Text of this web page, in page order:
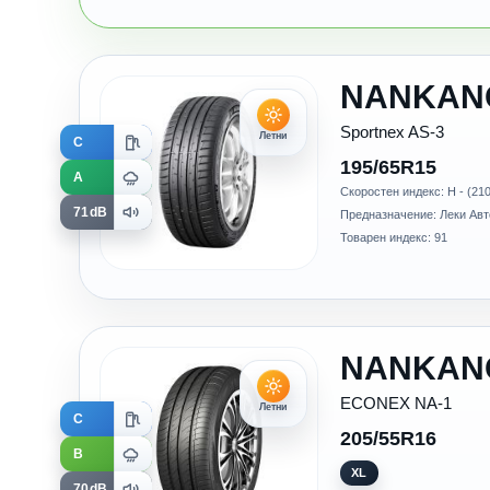
Летни Sportnex AS-3
195/65R15
C
A
71dB
Скоростен индекс: H -
Предназначение: Леки
Товарен индекс: 91
Летни ECONEX NA-1
205/55R16
C
B
XL